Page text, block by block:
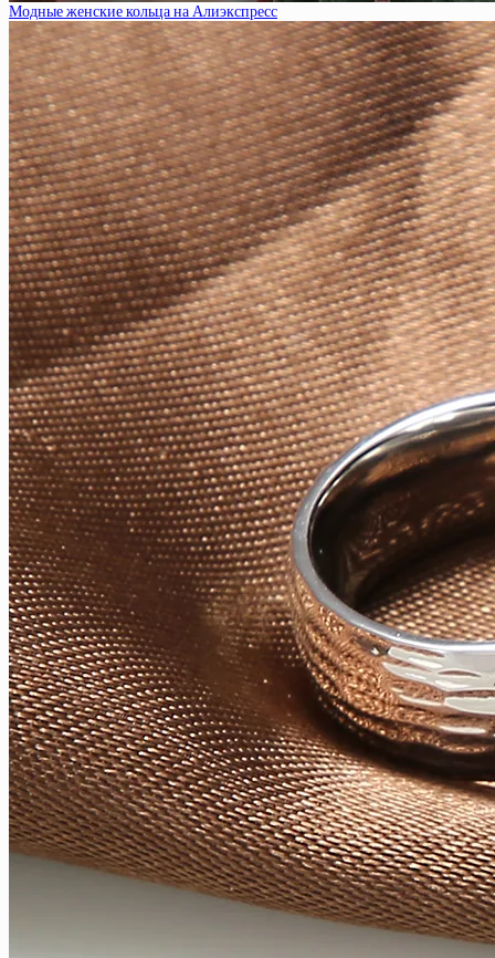
Модные женские кольца на Алиэкспресс